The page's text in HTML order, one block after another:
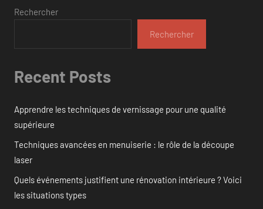
Rechercher
Rechercher
Recent Posts
Apprendre les techniques de vernissage pour une qualité
supérieure
Techniques avancées en menuiserie : le rôle de la découpe
laser
Quels événements justifient une rénovation intérieure ? Voici
les situations types